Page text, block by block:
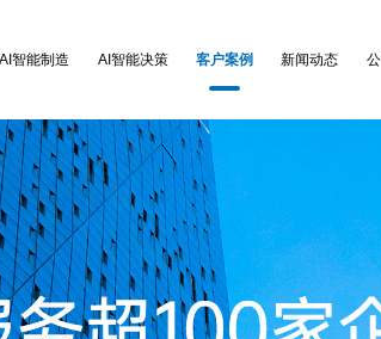
AI智能制造 AI智能决策 客户案例 新闻动态